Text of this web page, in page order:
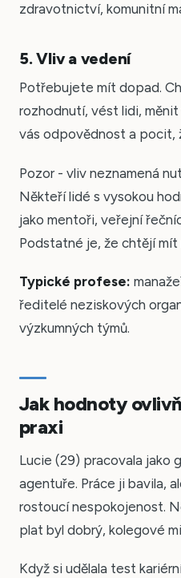
zdravotnictví, komunitní
5. Vliv a vedení
Potřebujete mít dopad.
rozhodnutí, vést lidi,
vás odpovědnost a pocit,
Pozor - vliv neznamená
Někteří lidé s vysokou
jako mentoři, veřejní
Podstatné je, že chtějí mít
Typické profese:
ředitelé neziskových
výzkumných týmů.
Jak hodnoty
praxi
Lucie (29) pracovala jako
agentuře. Práce ji bavila,
rostoucí nespokojenost.
plat byl dobrý, kolegové
Když si udělala test